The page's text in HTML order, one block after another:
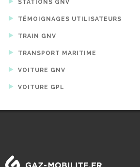
STATIONS GNV
TÉMOIGNAGES UTILISATEURS
TRAIN GNV
TRANSPORT MARITIME
VOITURE GNV
VOITURE GPL